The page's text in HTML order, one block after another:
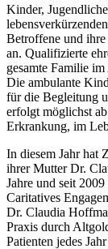
Kinder,
Betroffene und
an. Qualifizierte
gesamte Familie
Die ambulante
für die Begleitung
erfolgt möglichst
Erkrankung, im
In diesem Jahr hat
ihrer Mutter Dr.
Jahre und seit
Caritatives
Dr. Claudia
Praxis durch
Patienten jedes